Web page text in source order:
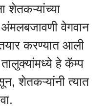
शेतकऱ्यांच्या
अंमलबजावणी वेगवान
करण्यात आली
हे कॅम्प
शेतकऱ्यांनी त्यात